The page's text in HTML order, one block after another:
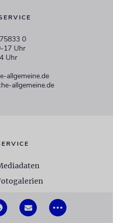
•••
0
17 Uhr
Uhr
allgemeine.de
allgemeine.de